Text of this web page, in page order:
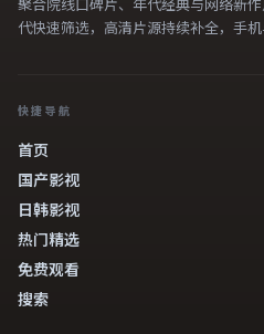
代快速筛选，高清片源持续补全，手
快捷导航
首页
国产影视
日韩影视
热门精选
免费观看
搜索